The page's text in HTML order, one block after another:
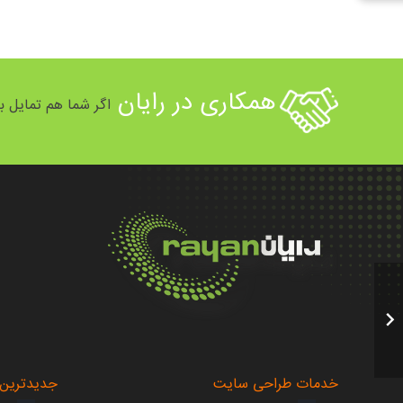
همکاری در رایان اگر شما هم تمایل
خدمات طراحی سایت